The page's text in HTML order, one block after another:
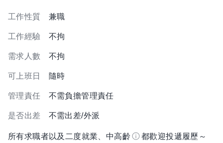
工作性質 兼職
工作經驗 不拘
需求人數 不拘
可上班日 隨時
管理責任 不需負擔管理責任
是否出差 不需出差/外派
所有求職者以及二度就業、中高齡 都歡迎投遞履歷～